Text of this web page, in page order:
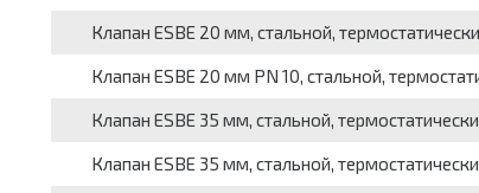
Клапан ESBE 20 мм, стальной,
Клапан ESBE 20 мм PN 10, стальной,
Клапан ESBE 35 мм, стальной,
Клапан ESBE 35 мм, стальной,